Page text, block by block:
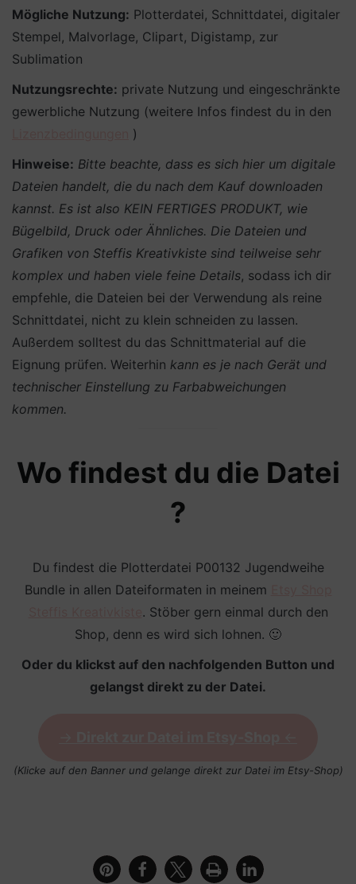
Mögliche Nutzung: Plotterdatei, Schnittdatei, digitaler
Stempel, Malvorlage, Clipart, Digistamp, zur
Sublimation
Nutzungsrechte: private Nutzung und eingeschränkte
gewerbliche Nutzung (weitere Infos findest du in den
)
Hinweise: Bitte beachte, dass es sich hier um digitale
Dateien handelt, die du nach dem Kauf downloaden
kannst. Es ist also KEIN FERTIGES PRODUKT, wie
Bügelbild, Druck oder Ähnliches. Die Dateien und
Grafiken von Steffis Kreativkiste sind teilweise sehr
komplex und haben viele feine Details, sodass ich dir
empfehle, die Dateien bei der Verwendung als reine
Schnittdatei, nicht zu klein schneiden zu lassen.
Außerdem solltest du das Schnittmaterial auf die
Eignung prüfen. Weiterhin kann es je nach Gerät und
technischer Einstellung zu Farbabweichungen
kommen.
Wo findest du die Datei
?
Du findest die Plotterdatei P00132 Jugendweihe
Bundle in allen Dateiformaten in meinem
. Stöber gern einmal durch den
Shop, denn es wird sich lohnen. 🙂
Oder du klickst auf den nachfolgenden Button und
gelangst direkt zu der Datei.
(Klicke auf den Banner und gelange direkt zur Datei im Etsy-Shop)